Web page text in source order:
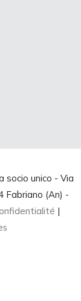
socio unico - Via
Fabriano (An) -
|